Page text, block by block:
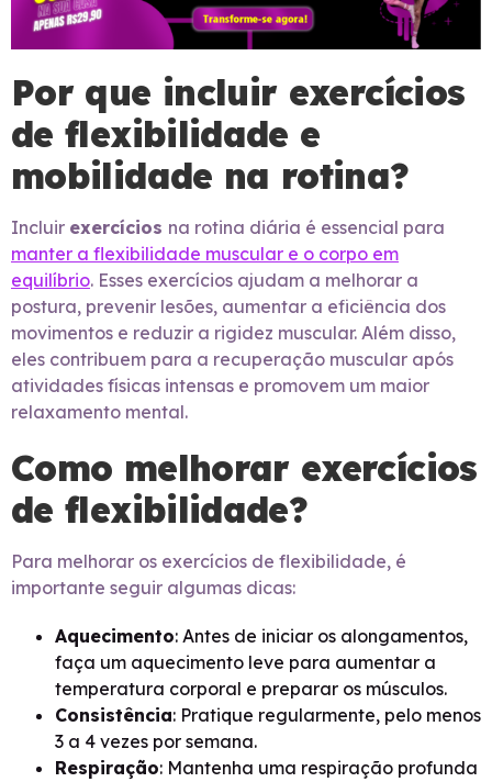
Por que incluir exercícios
de flexibilidade e
mobilidade na rotina?
Incluir exercícios na rotina diária é essencial para
manter a flexibilidade muscular e o corpo em
equilíbrio. Esses exercícios ajudam a melhorar a
postura, prevenir lesões, aumentar a eficiência dos
movimentos e reduzir a rigidez muscular. Além disso,
eles contribuem para a recuperação muscular após
atividades físicas intensas e promovem um maior
relaxamento mental.
Como melhorar exercícios
de flexibilidade?
Para melhorar os exercícios de flexibilidade, é
importante seguir algumas dicas:
Aquecimento: Antes de iniciar os alongamentos,
faça um aquecimento leve para aumentar a
temperatura corporal e preparar os músculos.
Consistência: Pratique regularmente, pelo menos
3 a 4 vezes por semana.
Respiração: Mantenha uma respiração profunda